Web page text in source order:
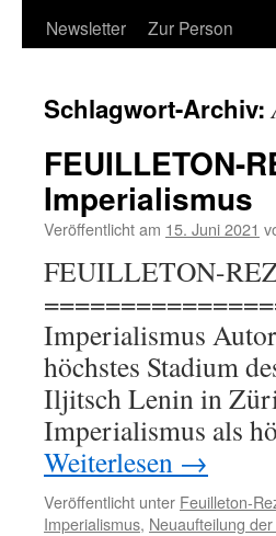
Newsletter
Zur Person
Schlagwort-Archiv:
FEUILLETON-
Imperialismus
Veröffentlicht am 15. Juni 2021
FEUILLETON-
Imperialismus
höchstes Stadium
Iljitsch Lenin in
Imperialismus als
Weiterlesen →
Veröffentlicht unter Feuilleton-
Imperialismus, Neuaufteilung